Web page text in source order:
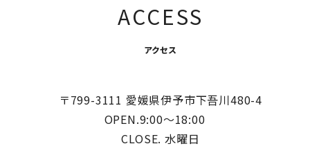
ACCESS
アクセス
〒799-3111 愛媛県伊予市下吾川480-4
OPEN.9:00〜18:00
CLOSE. 水曜日